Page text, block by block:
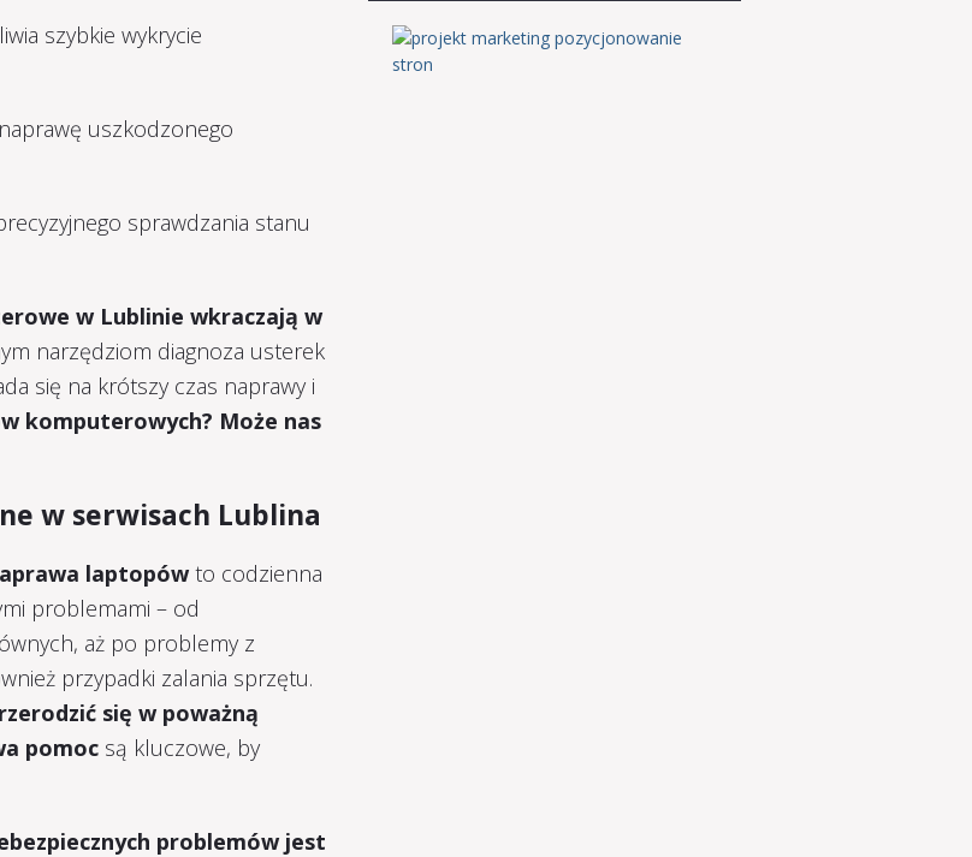
szybkie wykrycie
uszkodzonego
sprawdzania stanu
w Lublinie wkraczają w
narzędziom diagnoza usterek
się na krótszy czas naprawy i
komputerowych? Może nas
w serwisach Lublina
laptopów to codzienna
problemami – od
aż po problemy z
przypadki zalania sprzętu.
się w poważną
pomoc są kluczowe, by
problemów jest